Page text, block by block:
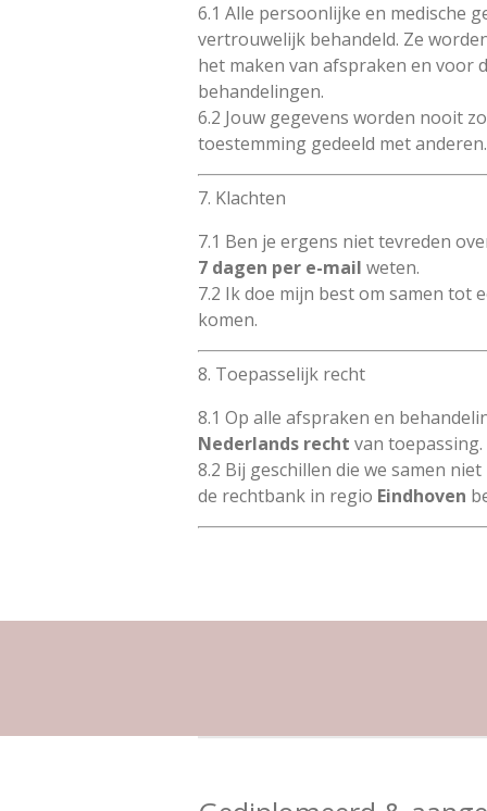
6.1 Alle persoonlijke en medische
vertrouwelijk behandeld. Ze
het maken van afspraken en voor
behandelingen.
6.2 Jouw gegevens worden nooit
toestemming gedeeld met anderen.
7. Klachten
7.1 Ben je ergens niet tevreden
7 dagen per e-mail weten.
7.2 Ik doe mijn best om samen tot
komen.
8. Toepasselijk recht
8.1 Op alle afspraken en
Nederlands recht van toepassing.
8.2 Bij geschillen die we samen
de rechtbank in regio Eindhoven